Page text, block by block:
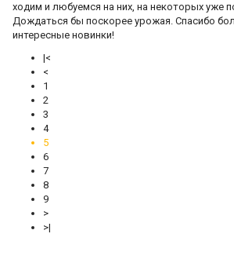
ходим и любуемся на них, на некоторых уже
Дождаться бы поскорее урожая. Спасибо
интересные новинки!
|<
<
1
2
3
4
5
6
7
8
9
>
>|